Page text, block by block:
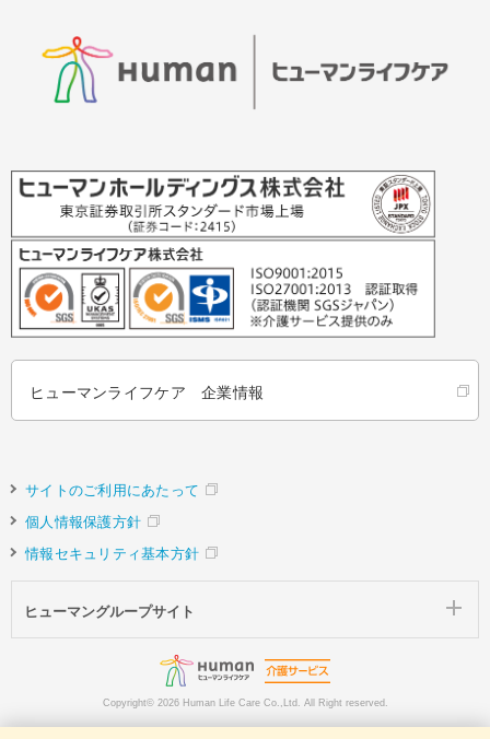
ヒューマンライフケア 企業情報
サイトのご利用にあたって
個人情報保護方針
情報セキュリティ基本方針
ヒューマングループサイト
Copyright© 2026 Human Life Care Co.,Ltd. All Right reserved.